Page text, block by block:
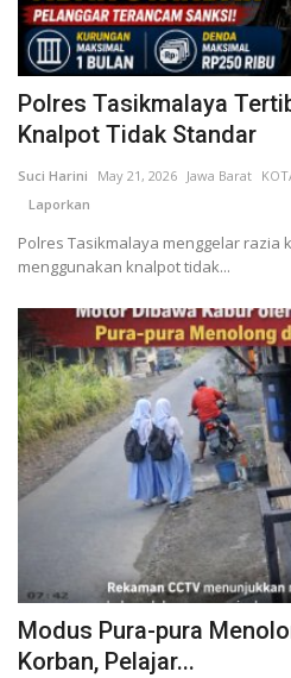
Polres Tasikmalaya
Knalpot Tidak Standar
Suci Harini May 21, 2026 Jawa Barat
Laporkan
Polres Tasikmalaya menggelar
menggunakan knalpot tidak...
Modus Pura-pura
Korban, Pelajar...